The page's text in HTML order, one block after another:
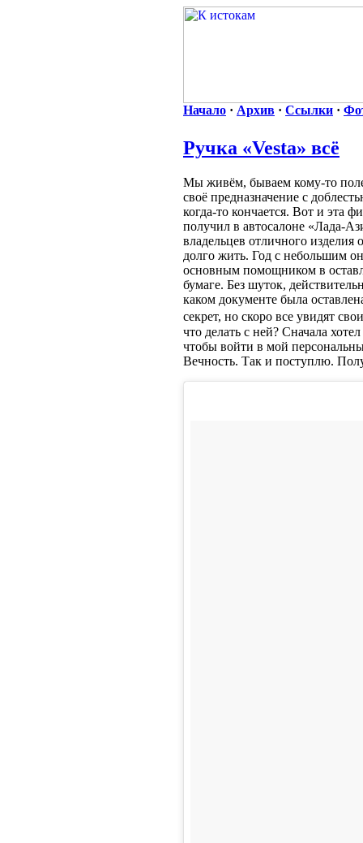
Начало · Архив · Ссылки ·
Ручка «Vesta» всё
Мы живём, бываем кому-то
своё предназначение с
когда-то кончается. Вот и эта
получил в автосалоне «Лада-
владельцев отличного изделия
долго жить. Год с небольшим
основным помощником в
бумаге. Без шуток,
каком документе была
секрет, но скоро все увидят
что делать с ней? Сначала
чтобы войти в мой
Вечность. Так и поступлю.